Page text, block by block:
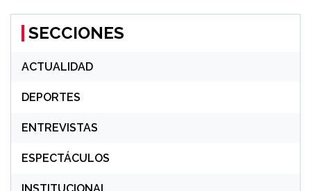
SECCIONES
ACTUALIDAD
DEPORTES
ENTREVISTAS
ESPECTÁCULOS